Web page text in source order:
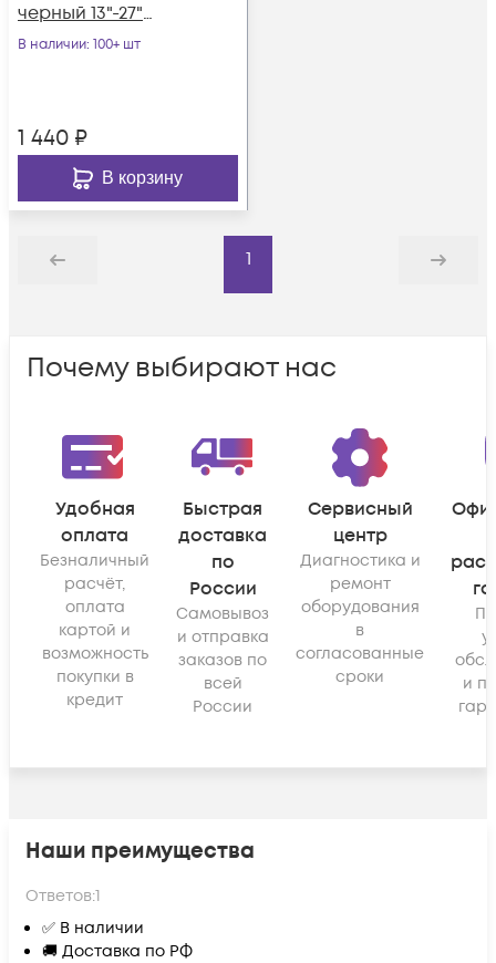
черный 13"-27"
макс.8кг
В наличии: 100+ шт
1 440 ₽
В корзину
Назад
1
Дальше
Почему выбирают нас
Удобная
оплата
Безналичный
расчёт,
оплата
картой и
возможность
покупки в
кредит
Быстрая
доставка
по
России
Самовывоз
и отправка
заказов по
всей
России
Сервисный
центр
Диагностика и
ремонт
оборудования
в
согласованные
сроки
и
Наши преимущества
Ответов:1
✅ В наличии
🚚 Доставка по РФ